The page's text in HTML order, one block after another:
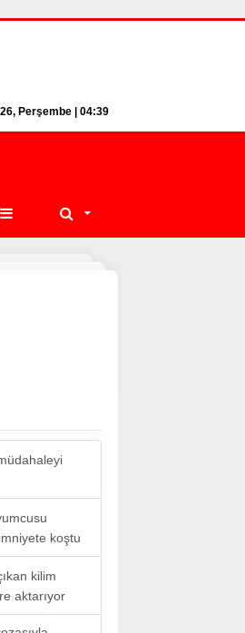
Perşembe | 04:39
koştu
kilim
aktarıyor